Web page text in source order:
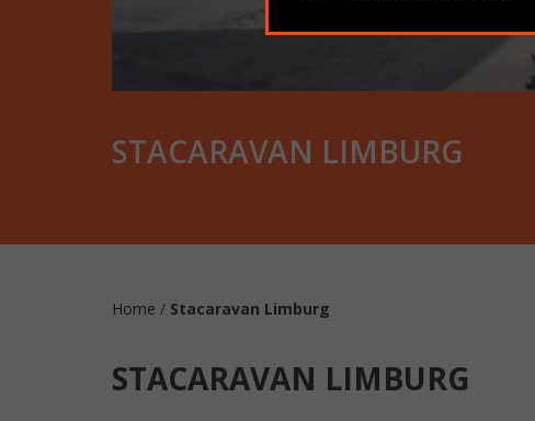
STACARAVAN LIMBURG
Home / Stacaravan Limburg
STACARAVAN LIMBURG